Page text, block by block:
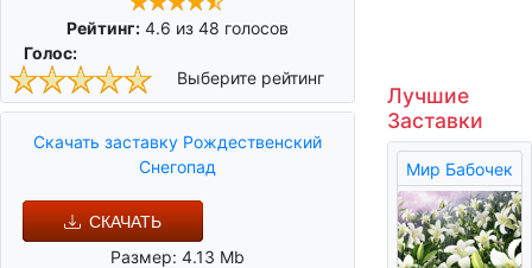
Рейтинг: 4.6 из 48 голосов
Голос:
Выберите рейтинг
Скачать заставку Рождественский
Снегопад
СКАЧАТЬ
Размер: 4.13 Mb
Лучшие
Заставки
Мир Бабочек